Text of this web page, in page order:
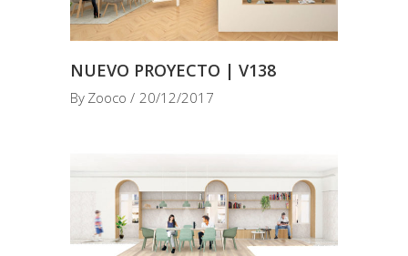
NUEVO PROYECTO | V138
By Zooco 20/12/2017